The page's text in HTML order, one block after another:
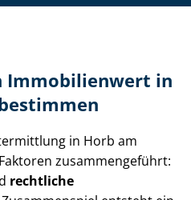
Immobilienwert in
in Horb am
zusammengeführt:
rechtliche